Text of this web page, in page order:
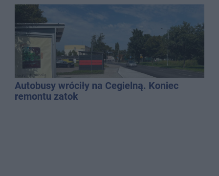
Autobusy wróciły na Cegielną. Koniec
remontu zatok